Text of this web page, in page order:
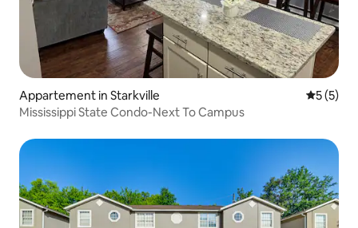
Appartement in Starkville
5 (5)
Mississippi State Condo-Next To Campus